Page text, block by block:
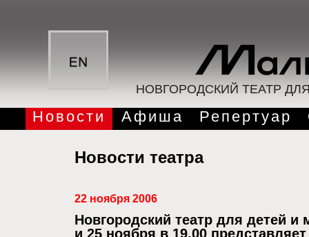
НОВГОРОДСКИЙ ТЕАТР
Новости Афиша Репертуар
Новости театра
22 ноября 2006
Новгородский театр для детей
и 25 ноября в 19.00